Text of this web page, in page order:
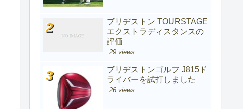
ブリヂストン TOURSTAGE
エクストラディスタンスの
評価
29 views
ブリヂストンゴルフ J815ド
ライバーを試打しました
26 views